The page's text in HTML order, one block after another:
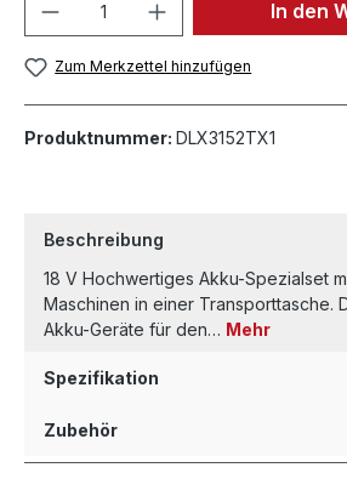
In den
Zum Merkzettel hinzufügen
Produktnummer: DLX3152TX1
Beschreibung
18 V Hochwertiges Akku-Spezialset
Maschinen in einer Transporttasche.
Akku-Geräte für den… Mehr
Spezifikation
Zubehör